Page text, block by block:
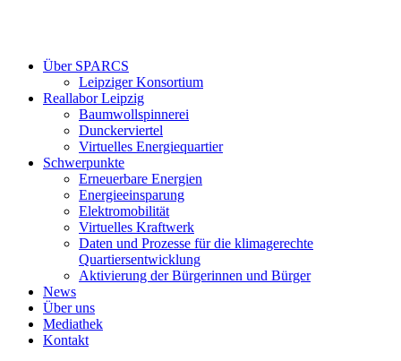
Über SPARCS
Leipziger Konsortium
Reallabor Leipzig
Baumwollspinnerei
Dunckerviertel
Virtuelles Energiequartier
Schwerpunkte
Erneuerbare Energien
Energieeinsparung
Elektromobilität
Virtuelles Kraftwerk
Daten und Prozesse für die klimagerechte
Quartiersentwicklung
Aktivierung der Bürgerinnen und Bürger
News
Über uns
Mediathek
Kontakt